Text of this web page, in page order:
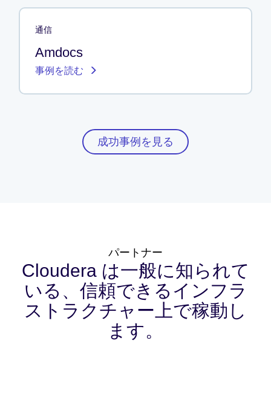
通信
Amdocs
事例を読む
成功事例を見る
パートナー
Cloudera は一般に知られて
いる、信頼できるインフラ
ストラクチャー上で稼動し
ます。